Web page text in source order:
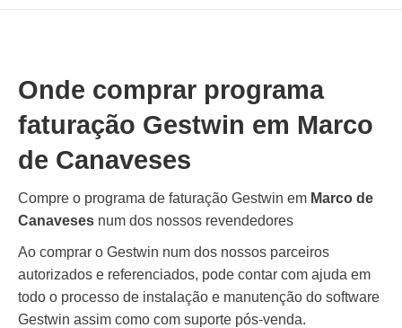
Onde comprar programa
faturação Gestwin em Marco
de Canaveses
Compre o programa de faturação Gestwin em Marco de
Canaveses num dos nossos revendedores
Ao comprar o Gestwin num dos nossos parceiros
autorizados e referenciados, pode contar com ajuda em
todo o processo de instalação e manutenção do software
Gestwin assim como com suporte pós-venda.